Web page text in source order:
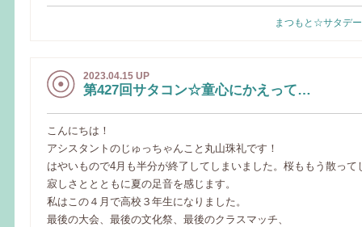
まつもと☆サタデ
2023.04.15 UP
第427回サタコン☆童心にかえって…
こんにちは！
アシスタントのじゅっちゃんこと丸山珠礼です！
はやいもので4月も半分が終了してしまいました。桜ももう散って
寂しさととともに夏の足音を感じます。
私はこの４月で高校３年生になりました。
最後の大会、最後の文化祭、最後のクラスマッチ、